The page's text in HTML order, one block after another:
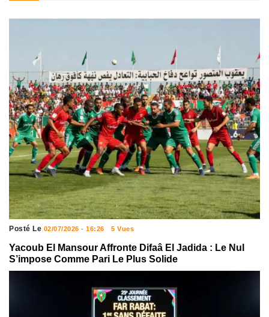
Posté Le 02/07/2026 - 16:26 5 Vues
Yacoub El Mansour Affronte Difaâ El Jadida : Le Nul
S’impose Comme Pari Le Plus Solide